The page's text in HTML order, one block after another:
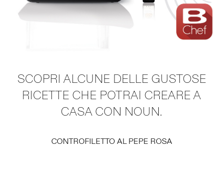
SCOPRI ALCUNE DELLE GUSTOSE
RICETTE CHE POTRAI CREARE A
CASA CON NOUN.
CONTROFILETTO AL PEPE ROSA